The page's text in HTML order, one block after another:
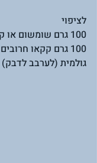
לציפוי
100 גרם שומשום או קוקוס או אגוז קלוי
גולמית (לערבב לדבק)